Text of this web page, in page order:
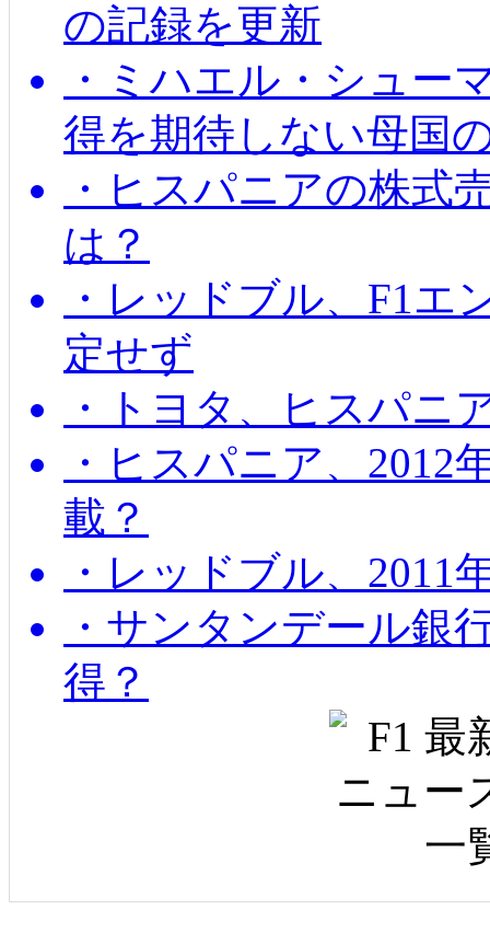
の記録を更新
・ミハエル・シュー
得を期待しない母国
・ヒスパニアの株式
は？
・レッドブル、F1エ
定せず
・トヨタ、ヒスパニ
・ヒスパニア、2012
載？
・レッドブル、2011
・サンタンデール銀
得？